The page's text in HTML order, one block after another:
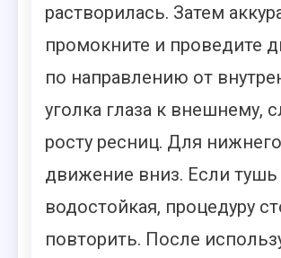
растворилась. Затем
промокните и проведите
по направлению от
уголка глаза к внешнему,
росту ресниц. Для
движение вниз. Если тушь
водостойкая, процедуру
повторить. После